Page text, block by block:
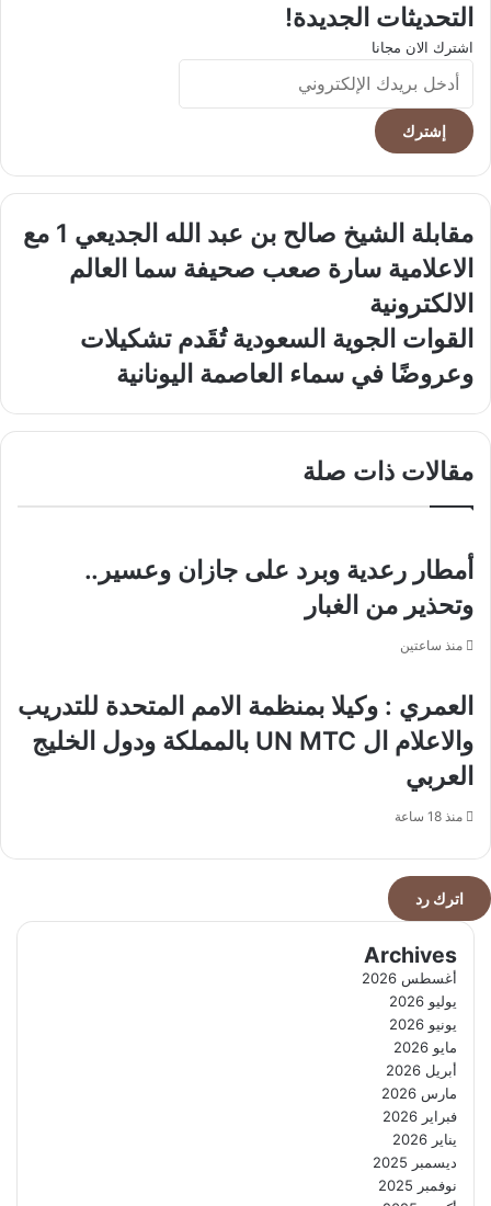
التحديثات الجديدة!
اشترك الان مجانا
أدخل
بريدك
الإلكتروني
مقابلة
الشيخ
صالح
بن
عبد
الله
1
مع
الاعلامية
سارة
صعب
صحيفة
الالكترونية
مقابلة الشيخ صالح بن عبد الله الجديعي 1 مع
الاعلامية سارة صعب صحيفة سما العالم
الالكترونية
القوات
الجوية
السعودية
في
العاصمة
القوات الجوية السعودية تُقَدم تشكيلات
وعروضًا في سماء العاصمة اليونانية
مقالات ذات صلة
أمطار رعدية وبرد على جازان وعسير..
وتحذير من الغبار
منذ ساعتين
العمري : وكيلا بمنظمة الامم المتحدة للتدريب
والاعلام ال UN MTC بالمملكة ودول الخليج
العربي
منذ 18 ساعة
اترك رد
Archives
أغسطس 2026
يوليو 2026
يونيو 2026
مايو 2026
أبريل 2026
مارس 2026
فبراير 2026
يناير 2026
ديسمبر 2025
نوفمبر 2025